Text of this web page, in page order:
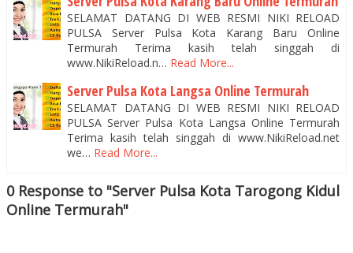
SELAMAT DATANG DI WEB RESMI NIKI RELOAD
PULSA Server Pulsa Kota Karang Baru Online
Termurah Terima kasih telah singgah di
www.NikiReload.n… Read More...
Server Pulsa Kota Langsa Online Termurah
SELAMAT DATANG DI WEB RESMI NIKI RELOAD
PULSA Server Pulsa Kota Langsa Online Termurah
Terima kasih telah singgah di www.NikiReload.net
we… Read More...
0 Response to "Server Pulsa Kota Tarogong Kidul
Online Termurah"